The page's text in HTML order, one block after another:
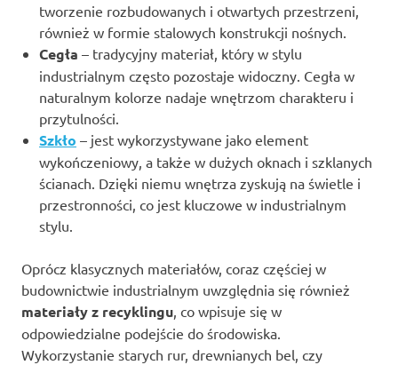
tworzenie rozbudowanych i otwartych przestrzeni,
również w formie stalowych konstrukcji nośnych.
Cegła – tradycyjny materiał, który w stylu
industrialnym często pozostaje widoczny. Cegła w
naturalnym kolorze nadaje wnętrzom charakteru i
przytulności.
Szkło – jest wykorzystywane jako element
wykończeniowy, a także w dużych oknach i szklanych
ścianach. Dzięki niemu wnętrza zyskują na świetle i
przestronności, co jest kluczowe w industrialnym
stylu.
Oprócz klasycznych materiałów, coraz częściej w
budownictwie industrialnym uwzględnia się również
materiały z recyklingu , co wpisuje się w
odpowiedzialne podejście do środowiska.
Wykorzystanie starych rur, drewnianych bel, czy